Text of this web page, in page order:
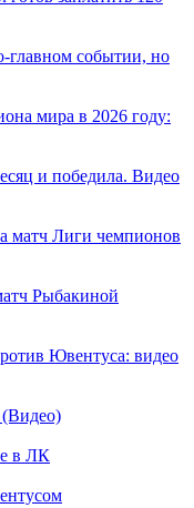
главном событии, но
мира в 2026 году:
и победила. Видео
матч Лиги чемпионов
Рыбакиной
Ювентуса: видео
(Видео)
в ЛК